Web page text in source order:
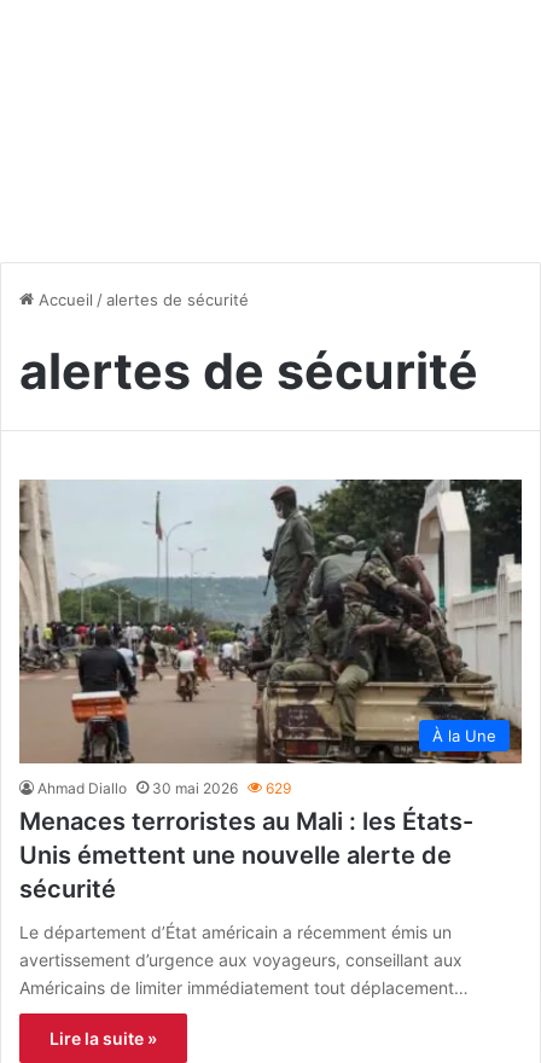
Accueil /alertes de sécurité
alertes de sécurité
À la Une
Ahmad Diallo 30 mai 2026 629
Menaces terroristes au Mali : les États-
Unis émettent une nouvelle alerte de
sécurité
Le département d’État américain a récemment émis un
avertissement d’urgence aux voyageurs, conseillant aux
Américains de limiter immédiatement tout déplacement…
Lire la suite »